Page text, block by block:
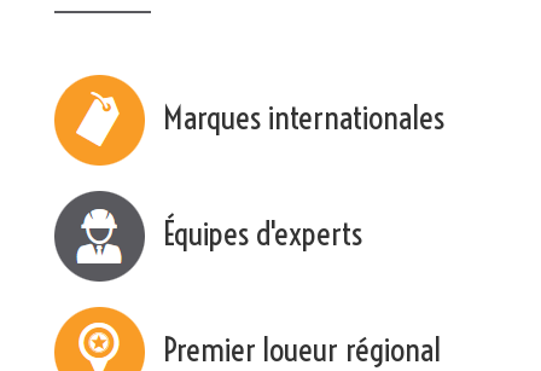
Marques internationales
Équipes d'experts
Premier loueur régional